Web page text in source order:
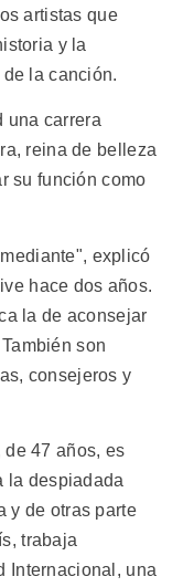
artistas que
y la
la canción.
una carrera
reina de belleza
su función como
explicó
hace dos años.
la de aconsejar
son
consejeros y
47 años, es
la despiadada
y de otras parte
trabaja
Internacional, una